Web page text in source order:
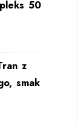
50
z
smak